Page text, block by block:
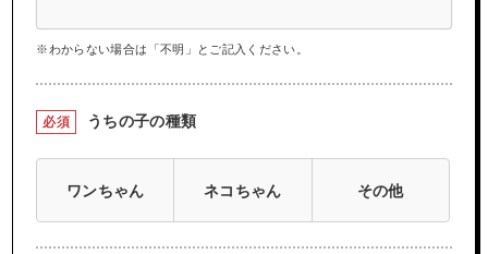
※わからない場合は「不明」とご記入ください。
必須 うちの子の種類
ワンちゃん ネコちゃん その他